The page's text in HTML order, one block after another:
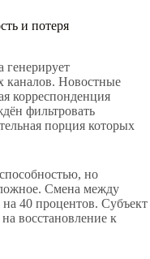
и потеря
генерирует
каналов. Новостные
корреспонденция
фильтровать
порция которых
но
Смена между
40 процентов. Субъект
восстановление к